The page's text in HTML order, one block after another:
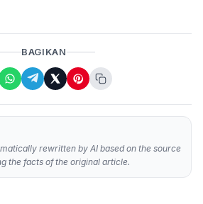
BAGIKAN
rewritten by AI based on the source
the facts of the original article.